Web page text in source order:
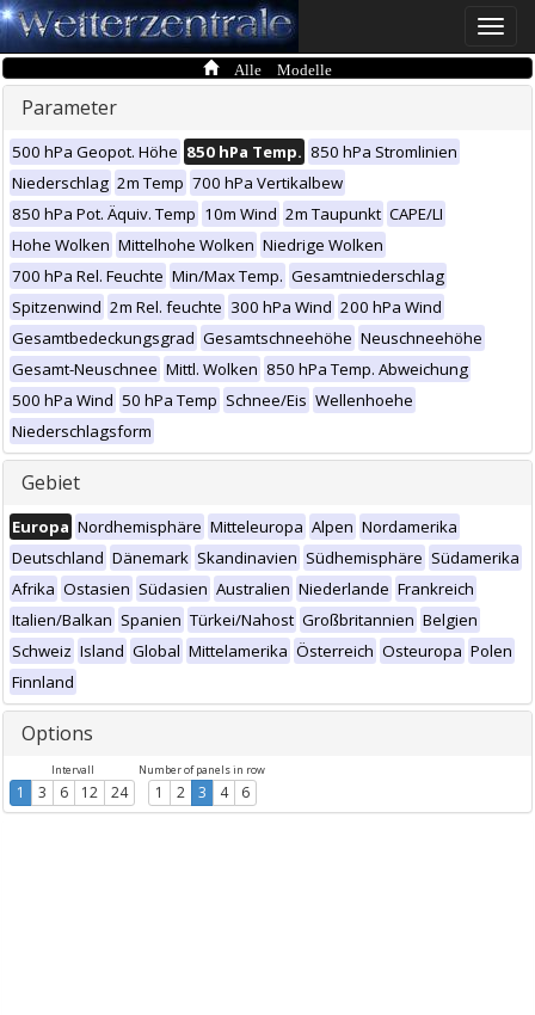
Toggle
Alle Modelle
Parameter
500 hPa Geopot. Höhe 850 hPa Temp. 850 hPa Stromlinien
Niederschlag 2m Temp 700 hPa Vertikalbew
850 hPa Pot. Äquiv. Temp 10m Wind 2m Taupunkt CAPE/LI
Hohe Wolken Mittelhohe Wolken Niedrige Wolken
700 hPa Rel. Feuchte Min/Max Temp. Gesamtniederschlag
Spitzenwind 2m Rel. feuchte 300 hPa Wind 200 hPa Wind
Gesamtbedeckungsgrad Gesamtschneehöhe Neuschneehöhe
Gesamt-Neuschnee Mittl. Wolken 850 hPa Temp. Abweichung
500 hPa Wind 50 hPa Temp Schnee/Eis Wellenhoehe
Niederschlagsform
Gebiet
Europa Nordhemisphäre Mitteleuropa Alpen Nordamerika
Deutschland Dänemark Skandinavien Südhemisphäre Südamerika
Afrika Ostasien Südasien Australien Niederlande Frankreich
Italien/Balkan Spanien Türkei/Nahost Großbritannien Belgien
Schweiz Island Global Mittelamerika Österreich Osteuropa Polen
Finnland
Options
Intervall
1 3 6 12 24
Number of panels in row
1 2 3 4 6